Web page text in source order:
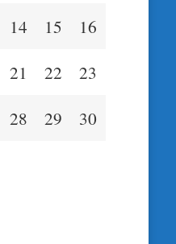
14 15
16
21 22
23
28 29
30